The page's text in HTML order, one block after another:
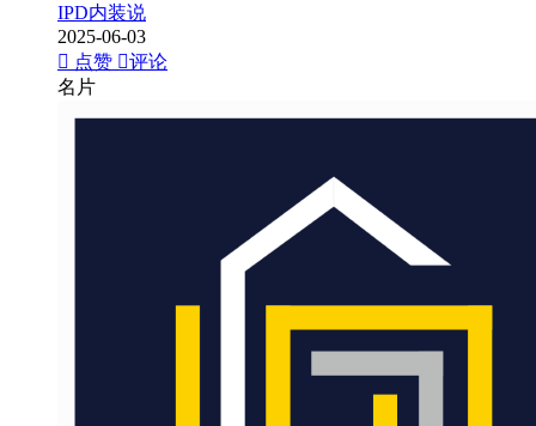
IPD内装说
2025-06-03
点赞
评论
名片